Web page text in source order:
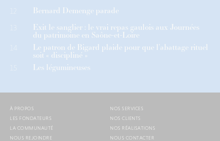
Bernard Demenge parade
Exit le sanglier : le vrai repas gaulois aux Journées
du patrimoine en Saône-et-Loire
Le patron de Bigard plaide pour que l’abattage rituel
soit « discipliné »
Les légumineuses
À PROPOS
LES FONDATEURS
LA COMMUNAUTÉ
NOUS REJOINDRE
NOS SERVICES
NOS CLIENTS
NOS RÉALISATIONS
NOUS CONTACTER